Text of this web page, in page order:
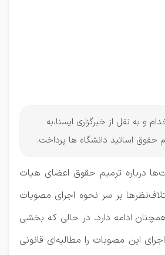
و به نقل از خبرگزاری ایسنا،به
حقوق اساتید دانشگاه ها پرداخت.
درباره ترمیم حقوق اعضای هیات
بر سر نحوه اجرای مصوبات
ادامه دارد. در حالی که بخشی
این مصوبات را مطالبه‌ای قانونی